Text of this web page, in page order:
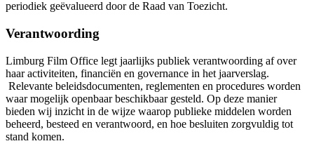
periodiek geëvalueerd door de Raad van Toezicht.
Verantwoording
Limburg Film Office legt jaarlijks publiek verantwoording af over
haar activiteiten, financiën en governance in het jaarverslag.
Relevante beleidsdocumenten, reglementen en procedures worden
waar mogelijk openbaar beschikbaar gesteld. Op deze manier
bieden wij inzicht in de wijze waarop publieke middelen worden
beheerd, besteed en verantwoord, en hoe besluiten zorgvuldig tot
stand komen.